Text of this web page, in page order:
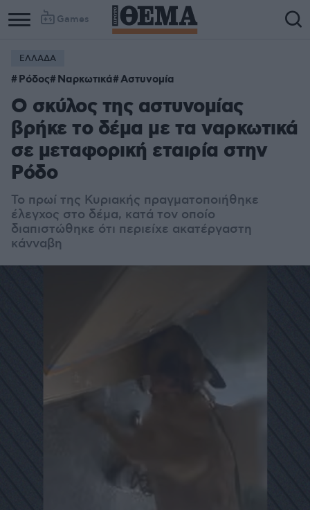
Games
ΕΛΛΑΔΑ
Ρόδος Ναρκωτικά Αστυνομία
Ο σκύλος της αστυνομίας
βρήκε το δέμα με τα ναρκωτικά
σε μεταφορική εταιρία στην
Ρόδο
Το πρωί της Κυριακής πραγματοποιήθηκε
έλεγχος στο δέμα, κατά τον οποίο
διαπιστώθηκε ότι περιείχε ακατέργαστη
κάνναβη